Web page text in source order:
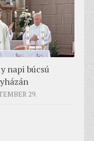
napi búcsú
29.